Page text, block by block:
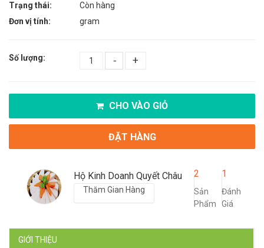
Trạng thái:
Còn hàng
Đơn vị tính:
gram
Số lượng: - +
CHO VÀO GIỎ
ĐẶT HÀNG
Hộ Kinh Doanh Quyết Châu
Thăm Gian Hàng
2
Sản
Phẩm
1
Đánh
Giá
GIỚI THIỆU